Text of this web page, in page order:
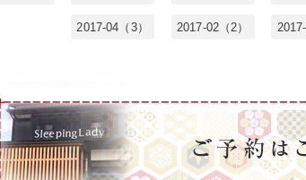
2017-04（3） 2017-02（2）